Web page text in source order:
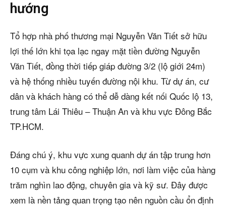
hướng
Tổ hợp nhà phố thương mại Nguyễn Văn Tiết sở hữu
lợi thế lớn khi tọa lạc ngay mặt tiền đường Nguyễn
Văn Tiết, đồng thời tiếp giáp đường 3/2 (lộ giới 24m)
và hệ thống nhiều tuyến đường nội khu. Từ dự án, cư
dân và khách hàng có thể dễ dàng kết nối Quốc lộ 13,
trung tâm Lái Thiêu – Thuận An và khu vực Đông Bắc
TP.HCM.
Đáng chú ý, khu vực xung quanh dự án tập trung hơn
10 cụm và khu công nghiệp lớn, nơi làm việc của hàng
trăm nghìn lao động, chuyên gia và kỹ sư. Đây được
xem là nền tảng quan trọng tạo nên nguồn cầu ổn định